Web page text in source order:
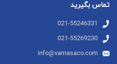
تماس بگیرید
021-55246331
021-55269230
info@varnasaco.com